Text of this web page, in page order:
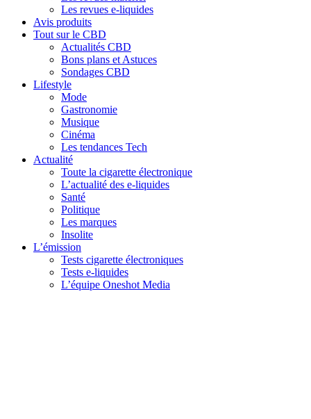
Les revues e-liquides
Avis produits
Tout sur le CBD
Actualités CBD
Bons plans et Astuces
Sondages CBD
Lifestyle
Mode
Gastronomie
Musique
Cinéma
Les tendances Tech
Actualité
Toute la cigarette électronique
L’actualité des e-liquides
Santé
Politique
Les marques
Insolite
L’émission
Tests cigarette électroniques
Tests e-liquides
L’équipe Oneshot Media